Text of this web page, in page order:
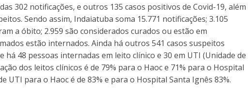
302 notificações, e outros 135 casos positivos de Covid-19, além
Sendo assim, Indaiatuba soma 15.771 notificações; 3.105
a óbito; 2.959 são considerados curados ou estão em
estão internados. Ainda há outros 541 casos suspeitos
48 pessoas internadas em leito clínico e 30 em UTI (Unidade de
dos leitos clínicos é de 79% para o Haoc e 71% para o Hospital
UTI para o Haoc é de 83% e para o Hospital Santa Ignês 83%.